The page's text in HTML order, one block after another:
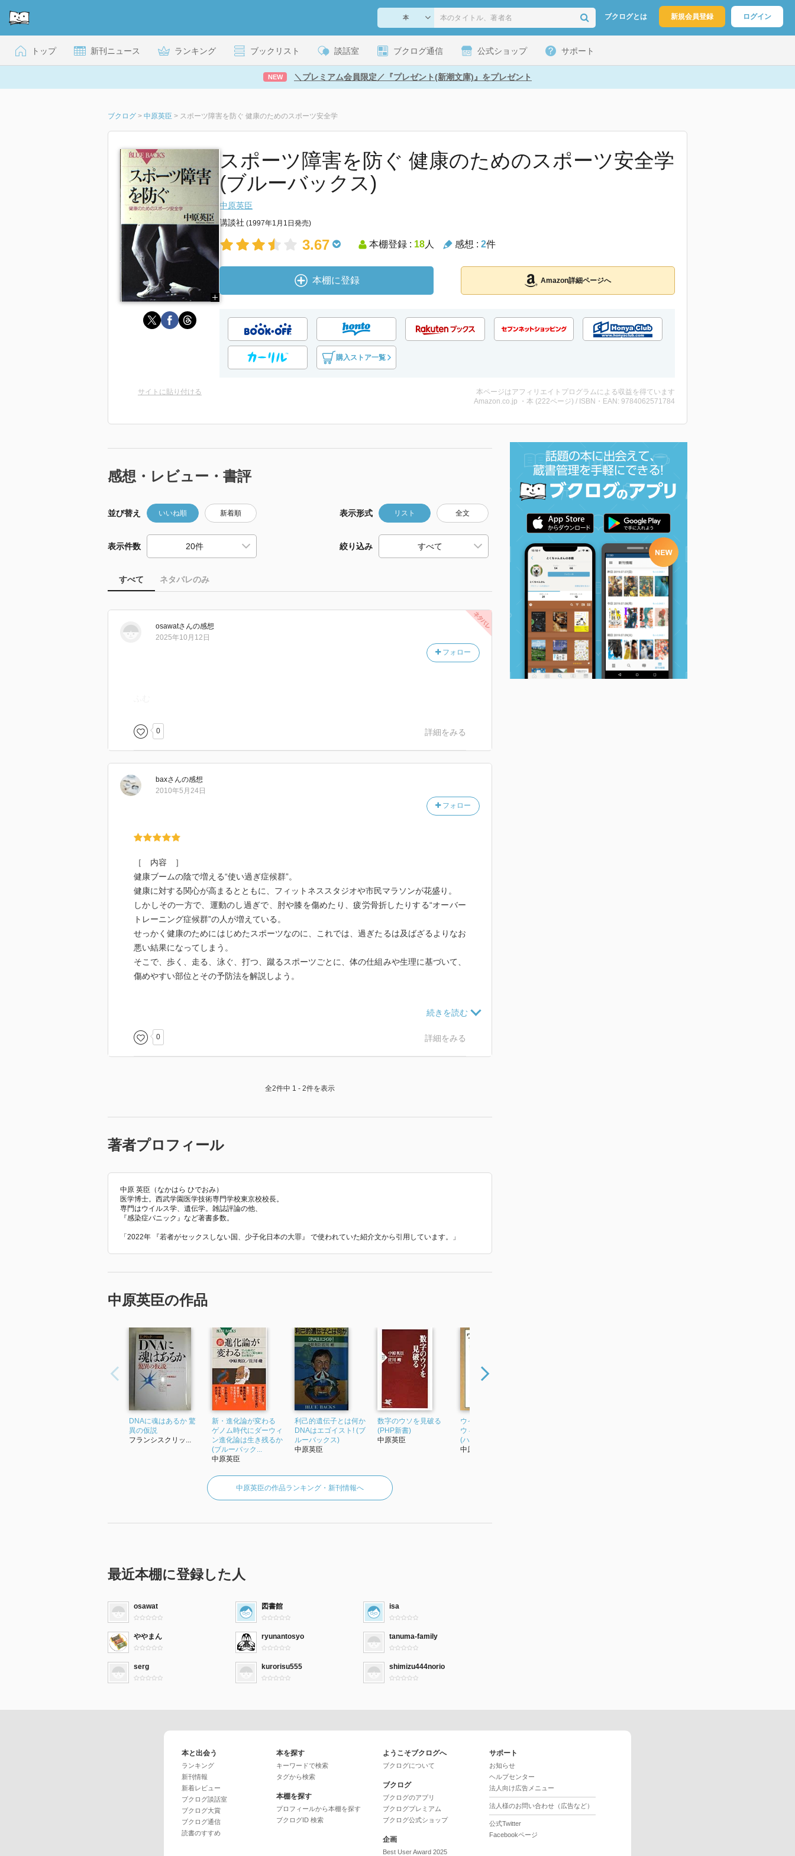
ブクログとは 新規会員登録 ログイン
トップ 新刊ニュース ランキング ブックリスト 談話室 ブクログ通信 公式ショップ サポート
NEW ＼プレミアム会員限定／『プレゼント(新潮文庫)』をプレゼント
ブクログ > 中原英臣 > スポーツ障害を防ぐ 健康のためのスポーツ安全学
スポーツ障害を防ぐ 健康のためのスポーツ安全学
(ブルーバックス)
中原英臣
講談社 (1997年1月1日発売)
3.67 本棚登録 : 18人 感想 : 2件
本棚に登録 Amazon詳細ページへ
購入ストア一覧
サイトに貼り付ける
本ページはアフィリエイトプログラムによる収益を得ています
Amazon.co.jp ・本 (222ページ) / ISBN・EAN: 9784062571784
感想・レビュー・書評
並び替え いいね順 新着順 表示形式 リスト 全文
表示件数 絞り込み
すべて ネタバレのみ
osawatさんの感想
フォロー
2025年10月12日
0 詳細をみる
baxさんの感想
フォロー
2010年5月24日
［ 内容 ］
健康ブームの陰で増える“使い過ぎ症候群”。
健康に対する関心が高まるとともに、フィットネススタジオや市民マラソンが花盛り。
しかしその一方で、運動のし過ぎで、肘や膝を傷めたり、疲労骨折したりする“オーバー
トレーニング症候群”の人が増えている。
せっかく健康のためにはじめたスポーツなのに、これでは、過ぎたるは及ばざるよりなお
悪い結果になってしまう。
そこで、歩く、走る、泳ぐ、打つ、蹴るスポーツごとに、体の仕組みや生理に基づいて、
傷めやすい部位とその予防法を解説しよう。
第２章 スポーツで使うエネルギーと水分
第３章 スポーツのための水分と栄養の摂取
第６章 泳ぐ・潜るスポーツの障害を防ぐ
第８章 女性・中高年のスポーツ障害を防ぐ
［ ＰＯＰ ］
［ おすすめ度 ］
☆☆☆☆☆☆☆ おすすめ度
☆☆☆☆☆☆☆ 文章
☆☆☆☆☆☆☆ 冒険性
共感度（空振り三振・一部・参った！）
［ 関連図書 ］
［ 参考となる書評 ］
0 詳細をみる
全2件中 1 - 2件を表示
著者プロフィール
中原 英臣（なかはら ひでおみ）
医学博士。西武学園医学技術専門学校東京校校長。
専門はウイルス学、遺伝学。雑誌評論の他、
『感染症パニック』など著書多数。
「2022年 『若者がセックスしない国、少子化日本の大罪』 で使われていた紹介文から引用しています。」
中原英臣の作品
DNAに魂はあるか 驚
異の仮説
フランシスクリッ...
新・進化論が変わる
ゲノム時代にダーウィ
ン進化論は生き残るか
(ブルーバック...
中原英臣
利己的遺伝子とは何か
DNAはエゴイスト! (ブ
ルーバックス)
中原英臣
数字のウソを見破る
(PHP新書)
中原英臣
ウイルス進化論 ダー
ウィン進化論を超えて
(ハヤカワ文庫NF)
中原英臣
中原英臣の作品ランキング・新刊情報へ
最近本棚に登録した人
osawat 図書館 isa
ややまん ryunantosyo tanuma-family
serg kurorisu555 shimizu444norio
本と出会う
ランキング
新刊情報
新着レビュー
ブクログ談話室
ブクログ大賞
ブクログ通信
読書のすすめ
本を探す
キーワードで検索
タグから検索
本棚を探す
プロフィールから本棚を探す
ブクログID 検索
ようこそブクログへ
ブクログについて
ブクログ
ブクログのアプリ
ブクログプレミアム
ブクログ公式ショップ
企画
Best User Award 2025
サポート
お知らせ
ヘルプセンター
法人向け広告メニュー
法人様のお問い合わせ（広告など）
公式Twitter
Facebookページ